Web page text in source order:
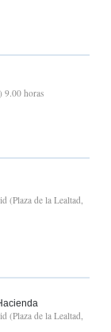
9.00 horas
(Plaza de la Lealtad,
(Plaza de la Lealtad,